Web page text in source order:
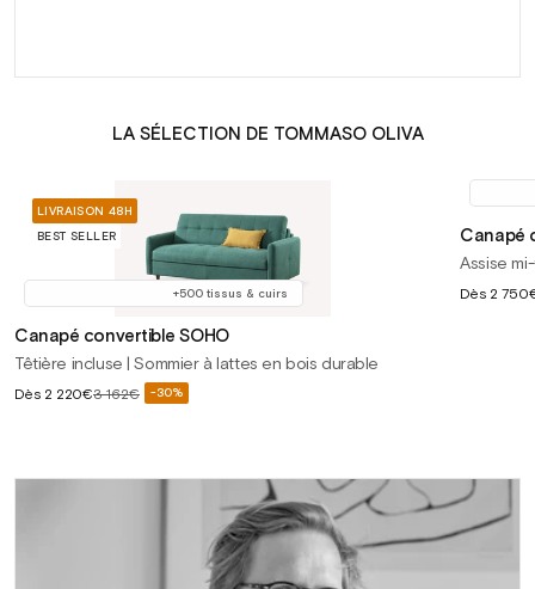
LA SÉLECTION DE TOMMASO OLIVA
+500 tissus & cuirs
LIVRAISON 48H
BEST SELLER
Canapé convertible SOHO
Têtière incluse | Sommier à lattes en bois durable
Prix
Dès 2 220€Prix
3 162€ -30%
Canapé
Assise
Prix
Dès 2